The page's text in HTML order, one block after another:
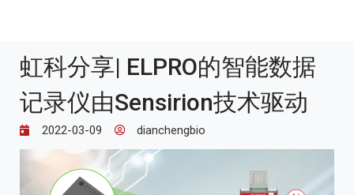
虹科分享| ELPRO的智能数据
记录仪由Sensirion技术驱动
2022-03-09 dianchengbio